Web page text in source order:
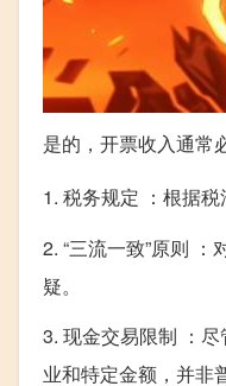
是的，开票收入通常
1. 税务规定 ：根据税
2. “三流一致”原则
疑。
3. 现金交易限制 ：
业和特定金额，并非